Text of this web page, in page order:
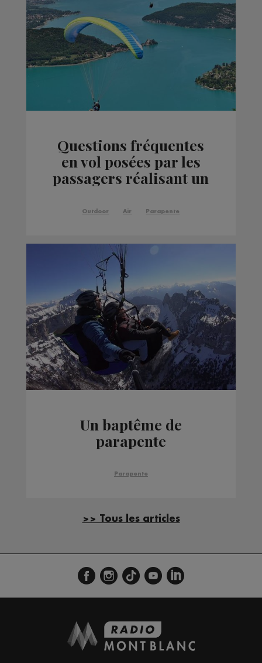
Questions fréquentes
en vol posées par les
passagers réalisant un
Outdoor Air Parapente
Un baptême de
parapente
Parapente
>> Tous les articles